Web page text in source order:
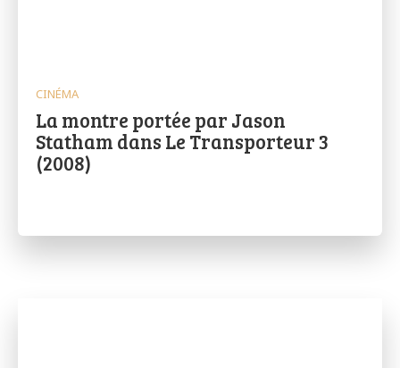
CINÉMA
La montre portée par Jason
Statham dans Le Transporteur 3
(2008)